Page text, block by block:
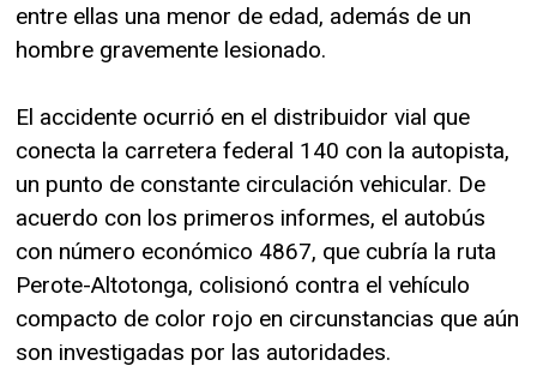
entre ellas una menor de edad, además de un
hombre gravemente lesionado.
El accidente ocurrió en el distribuidor vial que
conecta la carretera federal 140 con la autopista,
un punto de constante circulación vehicular. De
acuerdo con los primeros informes, el autobús
con número económico 4867, que cubría la ruta
Perote-Altotonga, colisionó contra el vehículo
compacto de color rojo en circunstancias que aún
son investigadas por las autoridades.